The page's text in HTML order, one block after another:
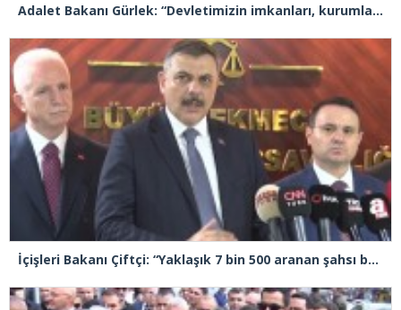
Adalet Bakanı Gürlek: “Devletimizin imkanları, kurumlarımızın tecrübesi ve hukukun kudreti her türlü suç yapılanmasından üstündür”
İçişleri Bakanı Çiftçi: “Yaklaşık 7 bin 500 aranan şahsı bu yılın ilk 7 yılında yakalamış durumdayız”